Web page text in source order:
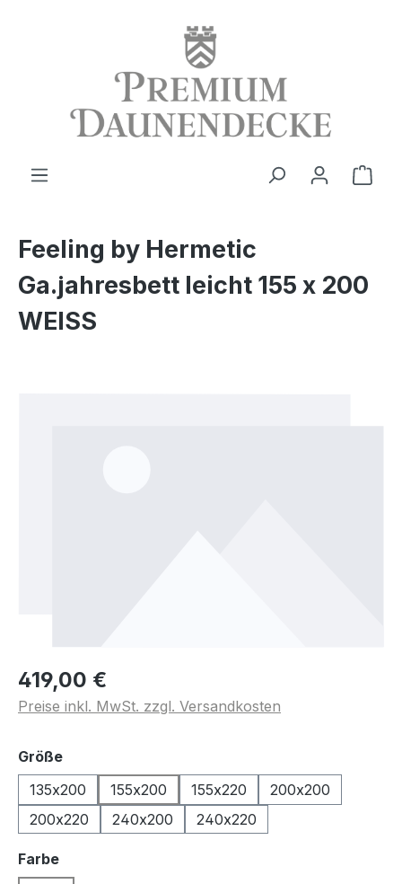
Feeling by Hermetic
Ga.jahresbett leicht 155 x 200
WEISS
419,00 €
Preise inkl. MwSt. zzgl. Versandkosten
Größeauswählen
135x200
155x200 155x220
200x200
200x220
240x200 240x220
Farbeauswählen